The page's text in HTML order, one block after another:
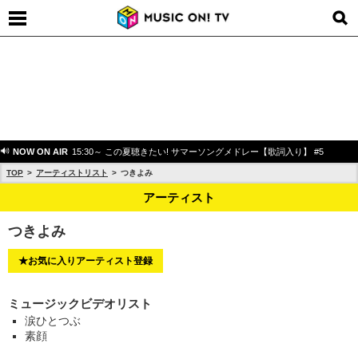
NOW ON AIR 15:30～ この夏聴きたい! サマーソングメドレー【歌詞入り】 #5
TOP アーティストリスト つきよみ
アーティスト
つきよみ
★お気に入りアーティスト登録
ミュージックビデオリスト
涙ひとつぶ
素顔